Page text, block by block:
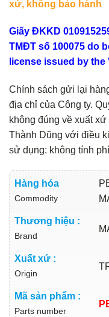
xứ, không bảo hành
Giấy ĐKKD
TMĐT số 100075 do
license issued by
Chính sách gửi lại
địa chỉ của Công ty.
không đúng về xuất
Thành Dũng với điều
sử dụng: không tính
Hàng hóa
Commodity
Thương hiệu :
Brand
Xuất xứ :
Origin
Mã sản phẩm :
Parts number